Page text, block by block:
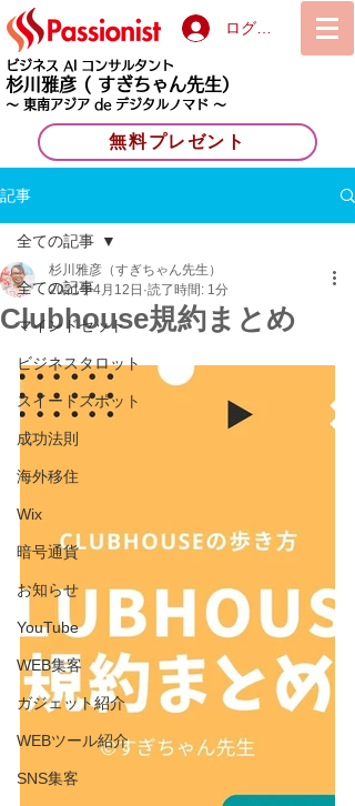
ログイン
ビジネス AI コンサルタント
杉川雅彦 ( すぎちゃん先生）
〜 東南アジア de デジタルノマド 〜
無料プレゼント
記事
全ての記事
マインドセット
ビジネスタロット
スイートスポット
成功法則
海外移住
Wix
暗号通貨
お知らせ
YouTube
WEB集客
ガジェット紹介
WEBツール紹介
SNS集客
全ての記事
Clubhouse規約まとめ
杉川雅彦（すぎちゃん先生）
2021年4月12日 読了時間: 1分